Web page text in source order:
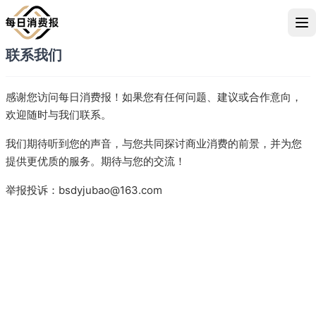
联系我们
感谢您访问每日消费报！如果您有任何问题、建议或合作意向，
欢迎随时与我们联系。
我们期待听到您的声音，与您共同探讨商业消费的前景，并为您
提供更优质的服务。期待与您的交流！
举报投诉：bsdyjubao@163.com